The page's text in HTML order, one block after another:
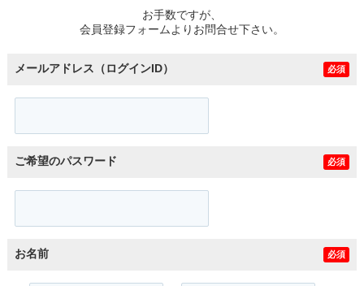
お手数ですが、
会員登録フォームよりお問合せ下さい。
メールアドレス（ログインID） 必須
ご希望のパスワード 必須
お名前 必須